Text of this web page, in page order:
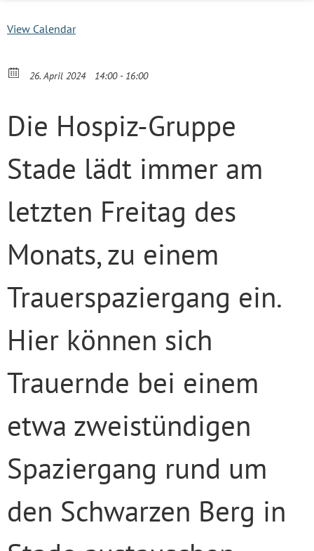
View Calendar
26. April 2024 14:00 - 16:00
Die Hospiz-Gruppe
Stade lädt immer am
letzten Freitag des
Monats, zu einem
Trauerspaziergang ein.
Hier können sich
Trauernde bei einem
etwa zweistündigen
Spaziergang rund um
den Schwarzen Berg in